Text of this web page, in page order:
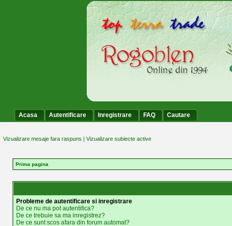
Acasa Autentificare Inregistrare FAQ Cautare
Vizualizare mesaje fara raspuns | Vizualizare subiecte active
Prima pagina
Probleme de autentificare si inregistrare
De ce nu ma pot autentifica?
De ce trebuie sa ma inregistrez?
De ce sunt scos afara din forum automat?